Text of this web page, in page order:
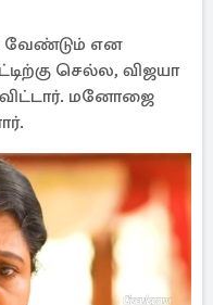
வேண்டும் என
செல்ல, விஜயா
மனோஜை